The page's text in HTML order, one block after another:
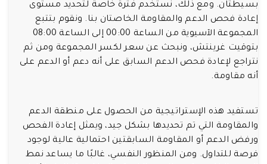
بسيطتان. ومع ذلك، نستخدم فترة خاصة لتحديد مستوى
إعادة فحص الدعم والمقاومة الخاصتان بنا. ونقوم بتتبع
المجموعة الآسيوية من الساعة 00:00 إلى الساعة 08:00
بتوقيت غرينتش، ونبحث عن سعر لكسر المجموعة ومن ثم
نتراجع لإعادة فحص الدعم السابق على أنه دعم أو الدعم على
أنه مقاومة.
تستفيد هذه الإستراتيجية من الحصول على منطقة الدعم
والمقاومة التي تم تحديدها بشكل جيد، ويمثل إعادة الفحص
ورفض الدعم أو المقاومة السابقتين احتمالية عالية لوجود
فرصة للتداول. ومن المنظور النفسي، غالبًا ما يساعد نمط